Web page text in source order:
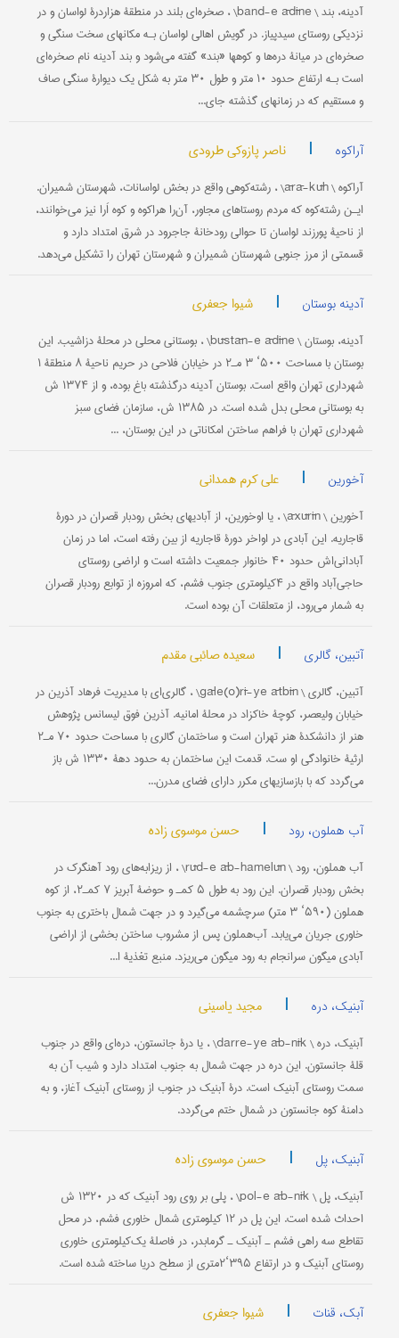
آدینه، بند \ band-e ādīne\ ، صخره‌ای بلند در منطقۀ هزاردرۀ لواسان و در
نزدیکی روستای سیدپیاز. در گویش اهالی لواسان بـه مکانهای سخت سنگی و
صخره‌ای در میانۀ دره‌ها و کوهها «بند» گفته می‌شود و بند آدینه نام صخره‌ای
است بـه ارتفاع حدود ۱۰ متر و طول ۳۰ متر به شکل یک دیوارۀ سنگی صاف
و مستقیم که در زمانهای گذشته جای...
آراکوه | ناصر پازوکی طرودی
آراکوه \ ārā-kūh\ ، رشته‌کوهی واقع در بخش لواسانات، شهرستان شمیران.
ایـن رشته‌کوه که مردم روستاهای مجاور، آن‌را هراکوه و کوه اَرا نیز می‌خوانند،
از ناحیۀ پورزند لواسان تا حوالی رودخانۀ جاجرود در شرق امتداد دارد و
قسمتی از مرز جنوبی شهرستان شمیران و شهرستان تهران را تشکیل می‌دهد.
آدینه بوستان | شیوا جعفری
آدینه، بوستان \ būstān-e ādīne\ ، بوستانی محلی در محلۀ دزاشیب. این
بوستان با مساحت ۵۰۰‘ ۳ مـ۲ در خیابان فلاحی در حریم ناحیۀ ۸ منطقۀ ۱
شهرداری تهران واقع است. بوستان آدینه درگذشته باغ بوده، و از ۱۳۷۴ ش
به بوستانی محلی بدل شده است. در ۱۳۸۵ ش، سازمان فضای سبز
شهرداری تهران با فراهم ساختن امکاناتی در این بوستان، ...
آخورین | علی کرم همدانی
آخورین \ āxūrīn\ ، یا اوخورین، از آبادیهای بخش رودبار قصران در دورۀ
قاجاریه. این آبادی در اواخر دورۀ قاجاریه از بین رفته است، اما در زمان
آبادانی‌اش حدود ۴۰ خانوار جمعیت داشته است و اراضی روستای
حاجی‌آباد واقع در ۴کیلومتری جنوب فشم، که امروزه از توابع رودبار قصران
به شمار می‌رود، از متعلقات آن بوده است.
آتبین، گالری | سعیده صائبی مقدم
آتبین، گالری \ gāle(o)rī-ye ātbīn\ ، گالری‌ای با مدیریت فرهاد آذرین در
خیابان ولیعصر، کوچۀ خاکزاد در محلۀ امانیه. آذرین فوق لیسانس پژوهش
هنر از دانشکدۀ هنر تهران است و ساختمان گالری با مساحت حدود ۷۰ مـ۲
ارثیۀ خانوادگی او ست. قدمت این ساختمان به حدود دهۀ ۱۳۳۰ ش باز
می‌گردد که با بازسازیهای مکرر دارای فضای مدرن...
آب هملون، رود | حسن موسوی زاده
آب هملون، رود \ rūd-e āb-hamelūn\ ، از ریزابه‌های رود آهنگرک در
بخش رودبار قصران. این رود به طول ۵ کمـ و حوضۀ آبریز ۷ کمـ۲، از کوه
هملون (۵۹۰‘ ۳ متر) سرچشمه می‌گیرد و در جهت شمال باختری به جنوب
خاوری جریان می‌یابد. آب‌هملون پس از مشروب ساختن بخشی از اراضی
آبادی میگون سرانجام به رود میگون می‌ریزد. منبع تغذیۀ ا...
آبنیک، دره | مجید یاسینی
آبنیک، دره \ darre-ye āb-nīk\ ، یا درۀ جانستون، دره‌ای واقع در جنوب
قلۀ جانستون. این دره در جهت شمال به جنوب امتداد دارد و شیب آن به
سمت روستای آبنیک است. درۀ آبنیک در جنوب از روستای آبنیک آغاز، و به
دامنۀ کوه جانستون در شمال ختم می‌گردد.
آبنیک، پل | حسن موسوی زاده
آبنیک، پل \ pol-e āb-nīk\ ، پلی بر روی رود آبنیک که در ۱۳۲۰ ش
احداث شده است. این پل در ۱۲ کیلومتری شمال خاوری فشم، در محل
تقاطع سه راهی فشم ـ آبنیک ـ گرمابدر، در فاصلۀ یک‌کیلومتری خاوری
روستای آبنیک و در ارتفاع ۳۹۵‘۲متری از سطح دریا ساخته شده است.
آبک، قنات | شیوا جعفری